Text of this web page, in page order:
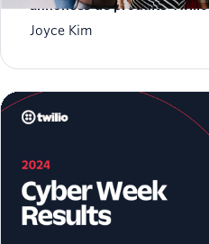
annonces de produits Twilio
Joyce Kim